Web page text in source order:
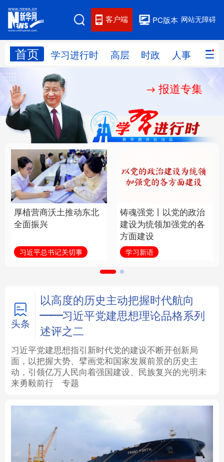
网站无障碍
PC版本
客户端
首页 学习进行时 高层 时政 人事 国际
网站地图
学习进行时 人事
国际 财经 网评
思客智库 全球连线 教育
科技 科创 量子 体育
文化 书画
访谈 视频 图片 政务
学术中国 乡村振兴 银龄 溯源中国
城市 旅游 能源 会展
彩票 娱乐 时尚 悦读
公益 一带一路 亚太网 上市公司
地方频道
报道专集
厚植营商沃土推动东北
全面振兴
习近平总书记关切事
铸魂强党丨以党的政治
建设为统领加强党的各
方面建设
学习新语
头条
以高度的历史主动把握时代航向
——习近平党建思想理论品格系列
述评之二
习近平党建思想指引新时代党的建设不断开创新局
面，以把握大势、擘画党和国家发展前景的历史主
动，引领亿万人民向着强国建设、民族复兴的光明未
来勇毅前行
专题